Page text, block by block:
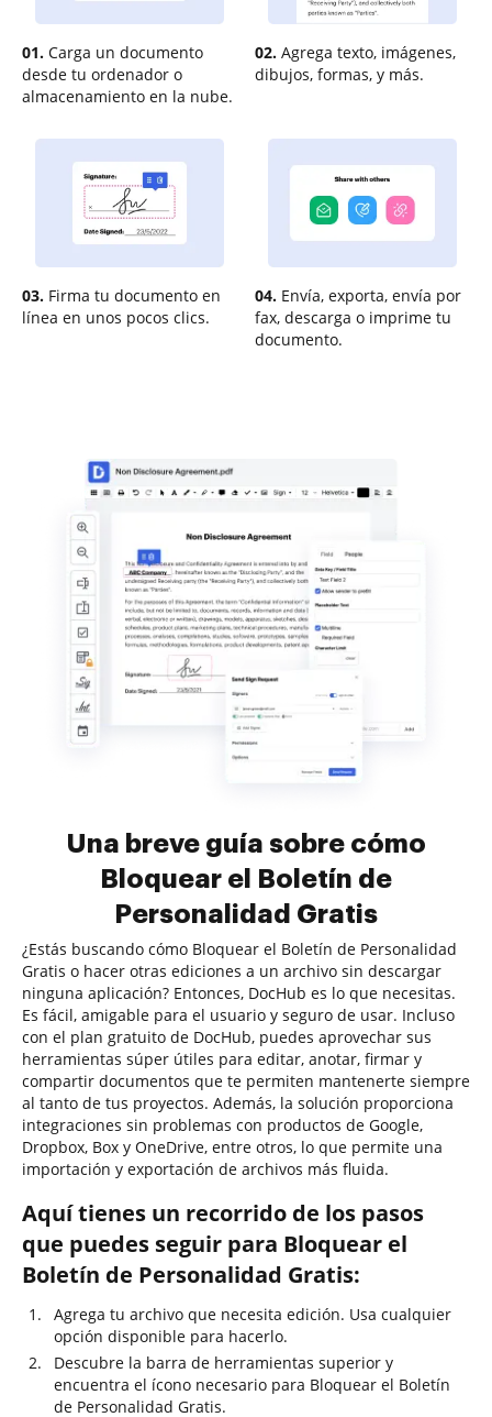
01. Carga un documento
desde tu ordenador o
almacenamiento en la nube.
02. Agrega texto, imágenes,
dibujos, formas, y más.
03. Firma tu documento en
línea en unos pocos clics.
04. Envía, exporta, envía por
fax, descarga o imprime tu
documento.
Una breve guía sobre cómo
Bloquear el Boletín de
Personalidad Gratis
¿Estás buscando cómo Bloquear el Boletín de Personalidad
Gratis o hacer otras ediciones a un archivo sin descargar
ninguna aplicación? Entonces, DocHub es lo que necesitas.
Es fácil, amigable para el usuario y seguro de usar. Incluso
con el plan gratuito de DocHub, puedes aprovechar sus
herramientas súper útiles para editar, anotar, firmar y
compartir documentos que te permiten mantenerte siempre
al tanto de tus proyectos. Además, la solución proporciona
integraciones sin problemas con productos de Google,
Dropbox, Box y OneDrive, entre otros, lo que permite una
importación y exportación de archivos más fluida.
Aquí tienes un recorrido de los pasos
que puedes seguir para Bloquear el
Boletín de Personalidad Gratis:
Agrega tu archivo que necesita edición. Usa cualquier
opción disponible para hacerlo.
Descubre la barra de herramientas superior y
encuentra el ícono necesario para Bloquear el Boletín
de Personalidad Gratis.